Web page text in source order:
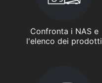
Confronta i NAS e
l'elenco dei prodotti